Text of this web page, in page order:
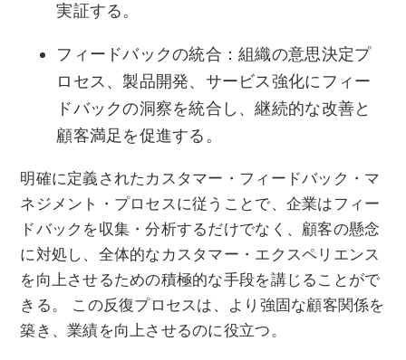
実証する。
フィードバックの統合：組織の意思決定プ
ロセス、製品開発、サービス強化にフィー
ドバックの洞察を統合し、継続的な改善と
顧客満足を促進する。
明確に定義されたカスタマー・フィードバック・マ
ネジメント・プロセスに従うことで、企業はフィー
ドバックを収集・分析するだけでなく、顧客の懸念
に対処し、全体的なカスタマー・エクスペリエンス
を向上させるための積極的な手段を講じることがで
きる。 この反復プロセスは、より強固な顧客関係を
築き、業績を向上させるのに役立つ。